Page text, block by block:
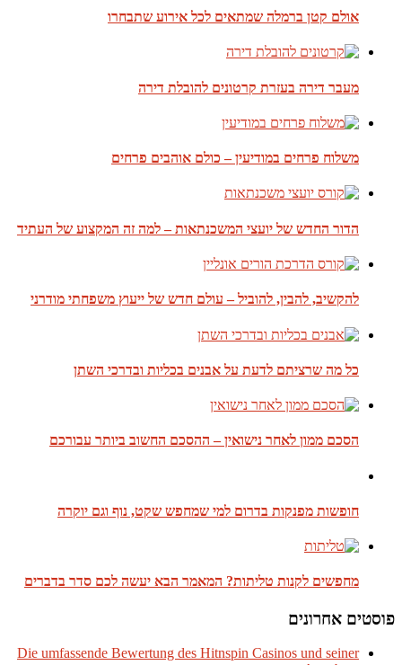
אולם קטן ברמלה שמתאים לכל אירוע שתבחרו
מעבר דירה בעזרת קרטונים להובלת דירה
משלוח פרחים במודיעין – כולם אוהבים פרחים
הדור החדש של יועצי המשכנתאות – למה זה המקצוע של העתיד
להקשיב, להבין, להוביל – עולם חדש של ייעוץ משפחתי מודרני
כל מה שרציתם לדעת על אבנים בכליות ובדרכי השתן
הסכם ממון לאחר נישואין – ההסכם החשוב ביותר עבורכם
חופשות מפנקות בדרום למי שמחפש שקט, נוף וגם יוקרה
מחפשים לקנות טליתות? המאמר הבא יעשה לכם סדר בדברים
פוסטים אחרונים
Die umfassende Bewertung des Hitnspin Casinos und seiner